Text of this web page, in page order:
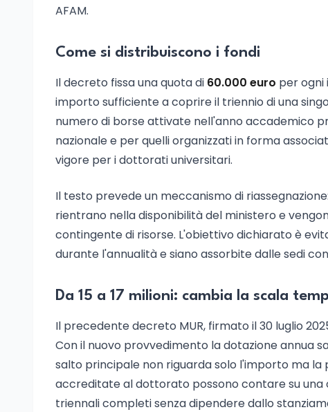
AFAM.
Come si distribuiscono i fondi
Il decreto fissa una quota di 60.000 euro per
importo sufficiente a coprire il triennio di una
numero di borse attivate nell'anno accademico
nazionale e per quelli organizzati in forma
vigore per i dottorati universitari.
Il testo prevede un meccanismo di
rientrano nella disponibilità del ministero e
contingente di risorse. L'obiettivo dichiarato è
durante l'annualità e siano assorbite dalle sedi
Da 15 a 17 milioni: cambia la scala
Il precedente decreto MUR, firmato il 30 luglio
Con il nuovo provvedimento la dotazione annua
salto principale non riguarda solo l'importo ma
accreditate al dottorato possono contare su
triennali completi senza dipendere dallo